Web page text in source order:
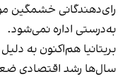
رای‌دهندگانی خشمگین
به‌درستی اداره نمی‌شود.
بریتانیا هم‌اکنون به
سال‌ها رشد اقتصادی